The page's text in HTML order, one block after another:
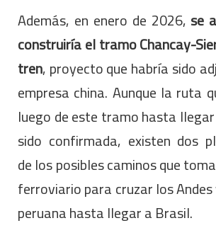
Además, en enero de 2026, se
construiría el tramo Chancay-
tren, proyecto que habría sido
empresa china. Aunque la ruta
luego de este tramo hasta
sido confirmada, existen dos
de los posibles caminos que
ferroviario para cruzar los
peruana hasta llegar a Brasil.